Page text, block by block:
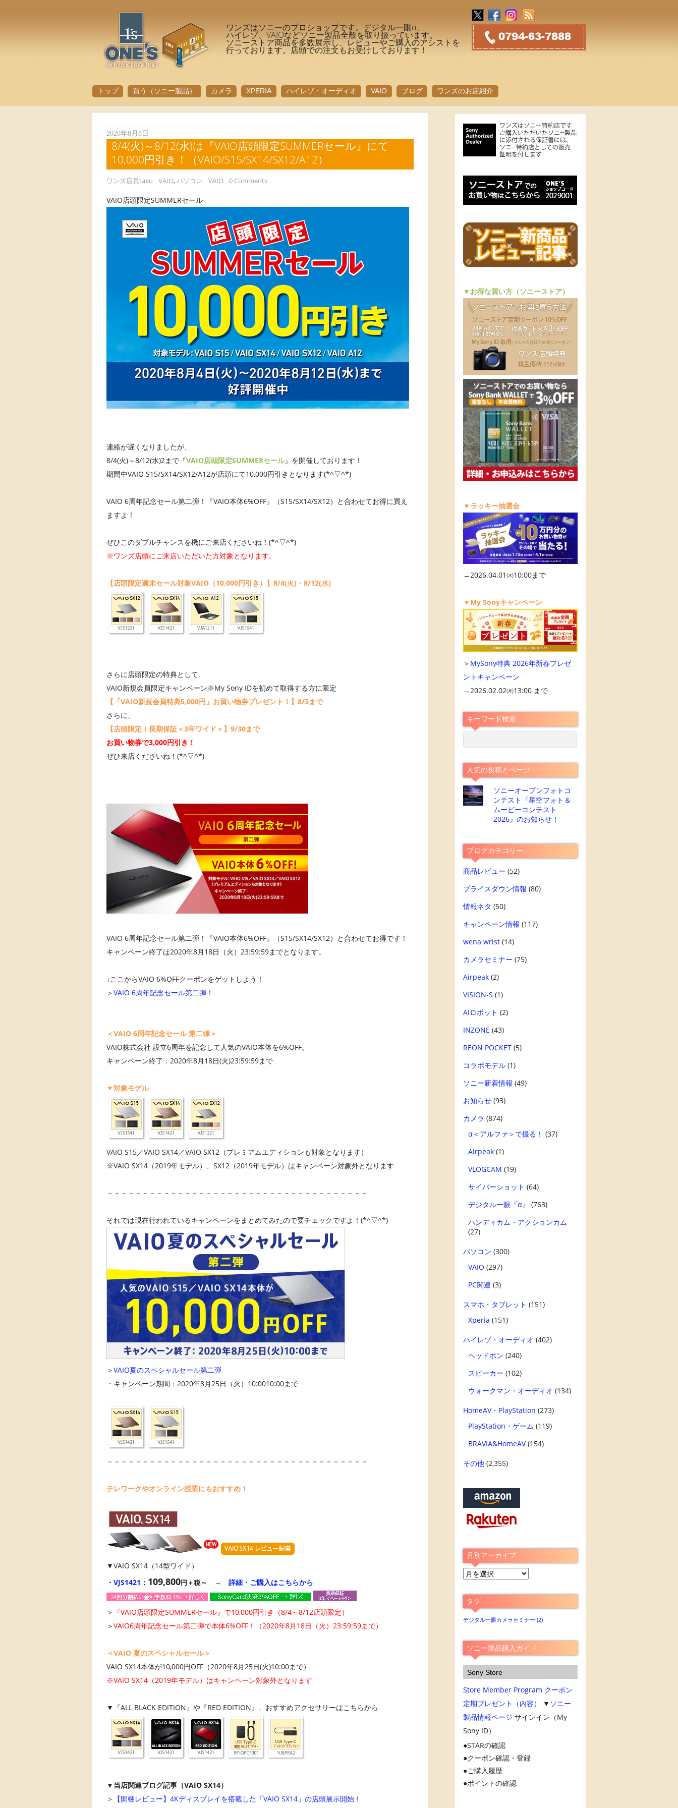
ワンズはソニーのプロショップです。デジタル一眼α、
ハイレゾ、VAIOなどソニー製品全般を取り扱っています。
ソニーストア商品を多数展示し、レビューやご購入のアシストを
行っております。店頭での注文もお受けしております！
トップ 買う（ソニー製品） カメラ XPERIA ハイレゾ・オーディオ VAIO ブログ ワンズのお店紹介
2020年8月8日
8/4(火)～8/12(水)は『VAIO店頭限定SUMMERセール』にて
10,000円引き！（VAIO/S15/SX14/SX12/A12）
ワンズ店員taku VAIO,パソコン VAIO 0 Comments
VAIO店頭限定SUMMERセール
連絡が遅くなりましたが、
8/4(火)～8/12(水)2まで『VAIO店頭限定SUMMERセール』を開催しております！
期間中VAIO S15/SX14/SX12/A12が店頭にて10,000円引きとなります(*^▽^*)
VAIO 6周年記念セール第二弾！『VAIO本体6%OFF』（S15/SX14/SX12）と合わせてお得に買え
ますよ！
ぜひこのダブルチャンスを機にご来店くださいね！(*^▽^*)
※ワンズ店頭にご来店いただいた方対象となります。
【店頭限定週末セール対象VAIO（10,000円引き）】8/4(火)・8/12(水)
さらに店頭限定の特典として、
VAIO新規会員限定キャンペーン※My Sony IDを初めて取得する方に限定
【「VAIO新規会員特典5,000円」お買い物券プレゼント！】8/3まで
さらに、
【店頭限定！長期保証＜3年ワイド＞】9/30まで
お買い物券で3,000円引き！
ぜひ来店くださいね！(*^▽^*)
VAIO 6周年記念セール第二弾！『VAIO本体6%OFF』（S15/SX14/SX12）と合わせてお得です！
キャンペーン終了は2020年8月18日（火）23:59:59までとなります。
↓ここからVAIO 6%OFFクーポンをゲットしよう！
＞VAIO 6周年記念セール第二弾！
＜VAIO 6周年記念セール 第二弾＞
VAIO株式会社 設立6周年を記念して人気のVAIO本体を6%OFF。
キャンペーン終了：2020年8月18日(火)23:59:59まで
▼対象モデル
VAIO S15／VAIO SX14／VAIO SX12（プレミアムエディションも対象となります）
※VAIO SX14（2019年モデル）、SX12（2019年モデル）はキャンペーン対象外となります
－－－－－－－－－－－－－－－－－－－－－－－－－－－－－－－－－－－－－
それでは現在行われているキャンペーンをまとめてみたので要チェックですよ！(*^▽^*)
＞VAIO夏のスペシャルセール第二弾
・キャンペーン期間：2020年8月25日（火）10:0010:00まで
－－－－－－－－－－－－－－－－－－－－－－－－－－－－－－－－－－－－－
テレワークやオンライン授業にもおすすめ！
▼VAIO SX14（14型ワイド）
・ VJS1421 ： 109,800円＋税～ → 詳細・ご購入はこちらから
＞ 『VAIO店頭限定SUMMERセール』で10,000円引き（8/4～8/12店頭限定）
＞VAIO6周年記念セール第二弾で本体6%OFF！（2020年8月18日（火）23:59:59まで）
＜VAIO 夏のスペシャルセール＞
VAIO SX14本体が10,000円OFF（2020年8月25日(火)10:00まで）
※VAIO SX14（2019年モデル）はキャンペーン対象外となります
▼『ALL BLACK EDITION』や『RED EDITION』、おすすめアクセサリーはこちらから
▼当店関連ブログ記事（VAIO SX14）
＞ 【開梱レビュー】4Kディスプレイを搭載した「VAIO SX14」の店頭展示開始！
▼お得な買い方（ソニーストア）
▼ラッキー抽選会
→2026.04.01㈬10:00まで
▼My Sonyキャンペーン
＞ MySony特典 2026年新春プレゼ
ントキャンペーン
→2026.02.02㈪13:00 まで
キーワード検索
人気の投稿とページ
ソニーオープンフォトコ
ンテスト『星空フォト＆
ムービーコンテスト
2026』のお知らせ！
ブログカテゴリー
商品レビュー (52)
プライスダウン情報 (80)
情報ネタ (50)
キャンペーン情報 (117)
wena wrist(14)
カメラセミナー (75)
Airpeak(2)
VISION-S (1)
AIロボット (2)
INZONE (43)
REON POCKET(5)
コラボモデル(1)
ソニー新着情報 (49)
お知らせ(93)
カメラ (874)
α＜アルファ＞で撮る！ (37)
Airpeak(1)
VLOGCAM (19)
サイバーショット (64)
デジタル一眼『α』
(763)
ハンディカム・アクションカム
(27)
パソコン (300)
VAIO (297)
PC関連 (3)
スマホ・タブレット (151)
Xperia (151)
ハイレゾ・オーディオ (402)
ヘッドホン (240)
スピーカー (102)
ウォークマン・オーディオ (134)
HomeAV・PlayStation (273)
PlayStation・ゲーム (119)
BRAVIA&HomeAV(154)
その他(2,355)
月別アーカイブ
月
ア
ー
カ
ブ
タグ
デジタル一眼カメラセミナー (2)
ソニー製品購入ガイド
Sony Store
Store Member Program クーポン
定期プレゼント（内容）
▼ ソニー
製品情報ページ サインイン（My
Sony ID）
STARの確認
クーポン確認・登録
ご購入履歴
ポイントの確認